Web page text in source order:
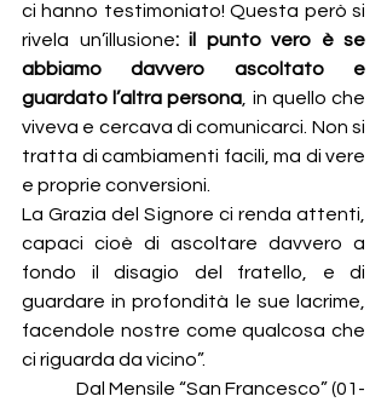
ci hanno testimoniato! Questa però si
rivela un’illusione: il punto vero è se
abbiamo davvero ascoltato e
guardato l’altra persona, in quello che
viveva e cercava di comunicarci. Non si
tratta di cambiamenti facili, ma di vere
e proprie conversioni.
La Grazia del Signore ci renda attenti,
capaci cioè di ascoltare davvero a
fondo il disagio del fratello, e di
guardare in profondità le sue lacrime,
facendole nostre come qualcosa che
ci riguarda da vicino”.
Dal Mensile “San Francesco” (01-